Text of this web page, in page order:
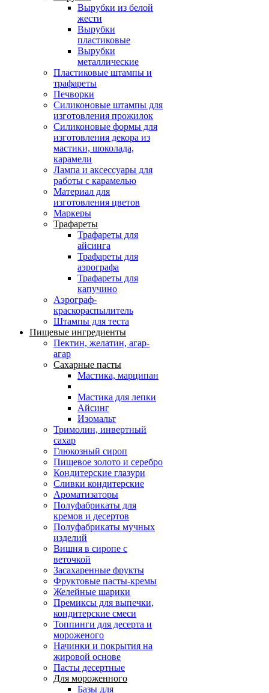
Вырубки из белой
жести
Вырубки
пластиковые
Вырубки
металлические
Пластиковые штампы и
трафареты
Печворки
Силиконовые штампы для
изготовления прожилок
Силиконовые формы для
изготовления декора из
мастики, шоколада,
карамели
Лампа и аксессуары для
работы с карамелью
Материал для
изготовления цветов
Маркеры
Трафареты
Трафареты для
айсинга
Трафареты для
аэрографа
Трафареты для
капучино
Аэрограф-
краскораспылитель
Штампы для теста
Пищевые ингредиенты
Пектин, желатин, агар-
агар
Сахарные пасты
Мастика, марципан
Мастика для лепки
Айсинг
Изомальт
Тримолин, инвертный
сахар
Глюкозный сироп
Пищевое золото и серебро
Кондитерские глазури
Сливки кондитерские
Ароматизаторы
Полуфабрикаты для
кремов и десертов
Полуфабрикаты мучных
изделий
Вишня в сиропе с
веточкой
Засахаренные фрукты
Фруктовые пасты-кремы
Желейные шарики
Премиксы для выпечки,
кондитерские смеси
Топпинги для десерта и
мороженого
Начинки и покрытия на
жировой основе
Пасты десертные
Для мороженного
Базы для